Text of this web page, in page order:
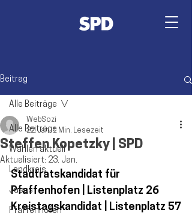
Beitrag
Alle Beiträge
Wahlen aktuell
Landkreis
Jusos
Pfaffenhofen
Alle Beiträge
Steffen Kopetzky | SPD
WebSozi
22. Jan. 1 Min. Lesezeit
Aktualisiert: 23. Jan.
Stadtratskandidat für
Pfaffenhofen | Listenplatz 26
Kreistagskandidat | Listenplatz 57